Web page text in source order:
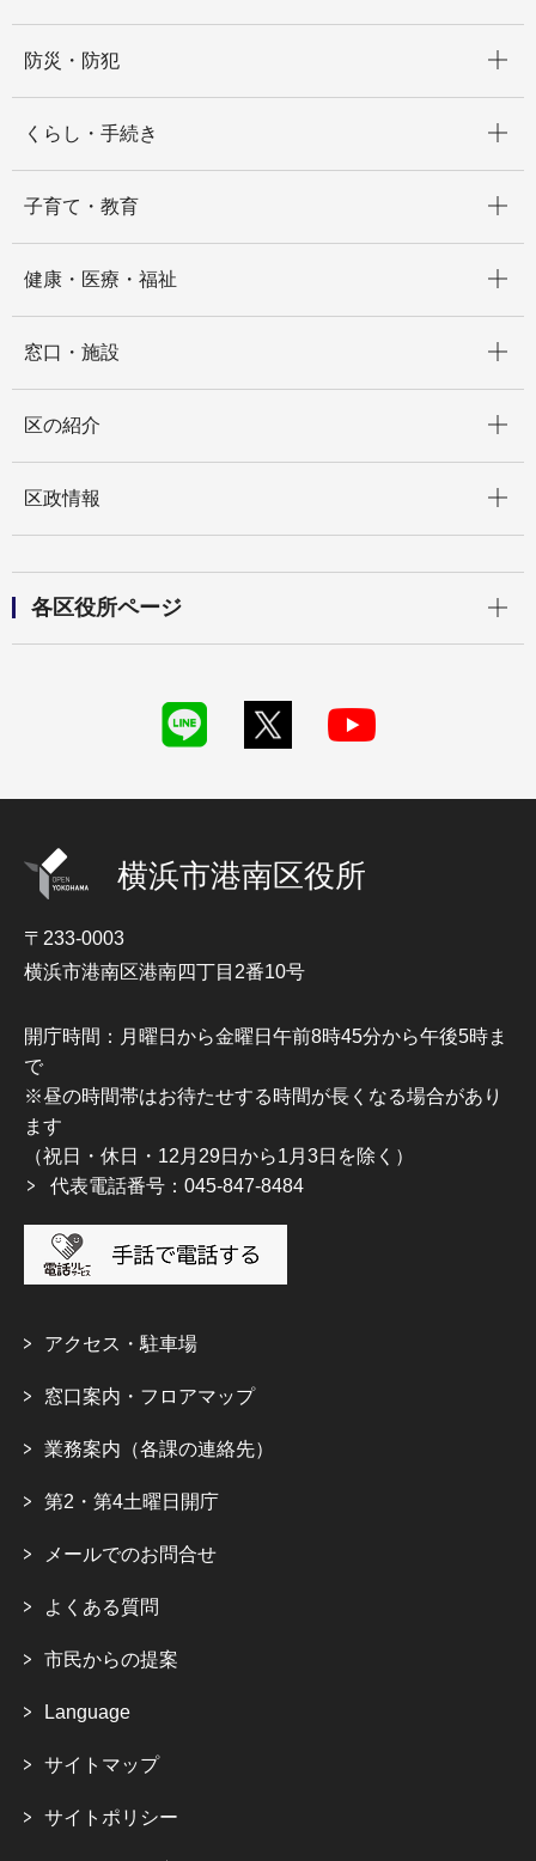
防災・防犯
くらし・手続き
子育て・教育
健康・医療・福祉
窓口・施設
区の紹介
区政情報
各区役所ページ
横浜市港南区役所
〒233-0003
横浜市港南区港南四丁目2番10号
開庁時間：月曜日から金曜日午前8時45分から午後5時ま
で
※昼の時間帯はお待たせする時間が長くなる場合があり
ます
（祝日・休日・12月29日から1月3日を除く）
代表電話番号：045-847-8484
アクセス・駐車場
窓口案内・フロアマップ
業務案内（各課の連絡先）
第2・第4土曜日開庁
メールでのお問合せ
よくある質問
市民からの提案
Language
サイトマップ
サイトポリシー